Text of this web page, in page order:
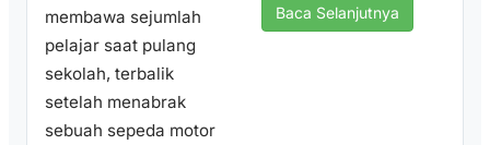
membawa sejumlah
pelajar saat pulang
sekolah, terbalik
setelah menabrak
sebuah sepeda motor
Baca Selanjutnya